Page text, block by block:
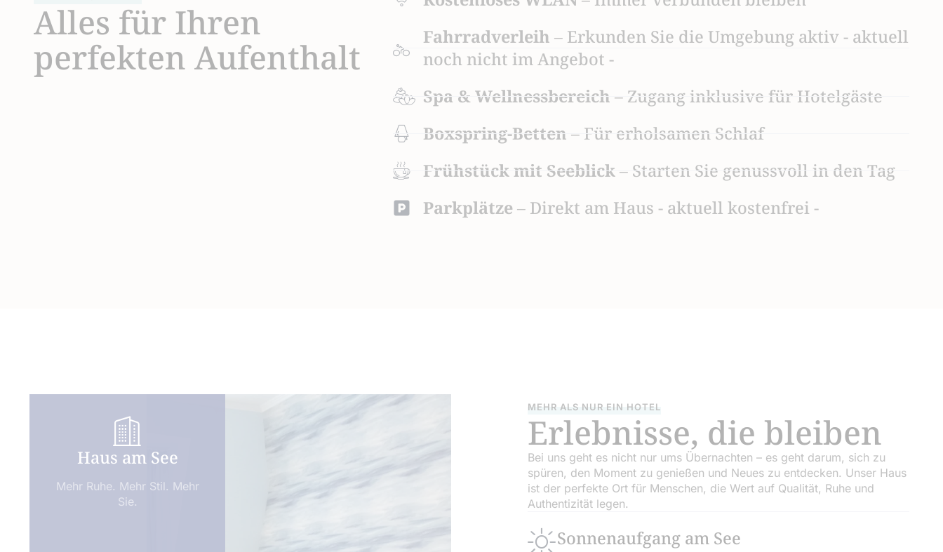
Alles für Ihren
perfekten Aufenthalt
Fahrradverleih– Erkunden Sie die Umgebung aktiv - aktuell
noch nicht im Angebot -
Spa & Wellnessbereich– Zugang inklusive für Hotelgäste
Boxspring-Betten– Für erholsamen Schlaf
Frühstück mit Seeblick– Starten Sie genussvoll in den Tag
Parkplätze– Direkt am Haus - aktuell kostenfrei -
Haus am See
Mehr Ruhe. Mehr Stil. Mehr
Sie.
MEHR ALS NUR EIN HOTEL
Erlebnisse, die bleiben
Bei uns geht es nicht nur ums Übernachten – es geht darum, sich zu
spüren, den Moment zu genießen und Neues zu entdecken. Unser Haus
ist der perfekte Ort für Menschen, die Wert auf Qualität, Ruhe und
Authentizität legen.
Sonnenaufgang am See